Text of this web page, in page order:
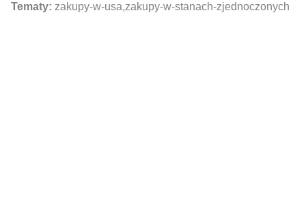
Tematy: zakupy-w-usa,zakupy-w-stanach-zjednoczonych